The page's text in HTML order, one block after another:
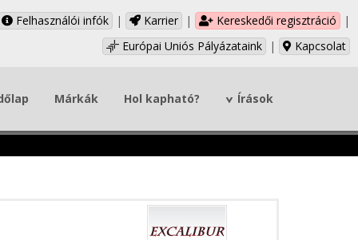
Felhasználói infók | Karrier | Kereskedői regisztráció
|
Európai Uniós Pályázataink
| Kapcsolat
Márkák Hol kapható? Írások